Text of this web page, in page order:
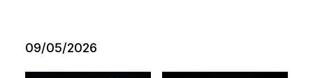
09/05/2026